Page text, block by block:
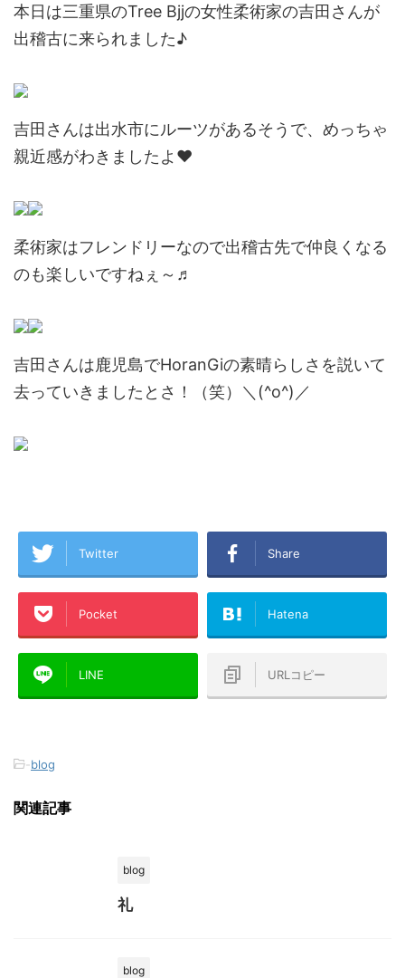
本日は三重県のTree Bjjの女性柔術家の吉田さんが
出稽古に来られました♪
吉田さんは出水市にルーツがあるそうで、めっちゃ
親近感がわきましたよ❤︎
柔術家はフレンドリーなので出稽古先で仲良くなる
のも楽しいですねぇ～♬
吉田さんは鹿児島でHoranGiの素晴らしさを説いて
去っていきましたとさ！（笑）＼(^o^)／
Twitter Share
Pocket Hatena
LINE URLコピー
-blog
関連記事
blog
礼
blog